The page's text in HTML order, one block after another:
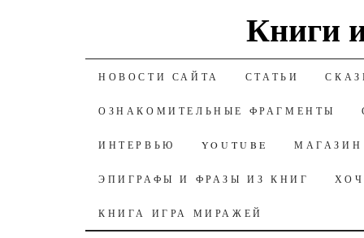
Книги
К СОДЕРЖАНИЮ
НОВОСТИ САЙТА СТАТЬИ
ОЗНАКОМИТЕЛЬНЫЕ ФРАГМЕНТЫ
ИНТЕРВЬЮ YOUTUBE МАГАЗИН
ЭПИГРАФЫ И ФРАЗЫ ИЗ КНИГ
КНИГА ИГРА МИРАЖЕЙ